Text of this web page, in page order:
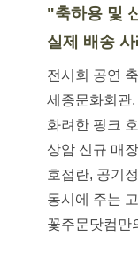
"축하용 및
실제 배송
전시회 공연
세종문화회관
화려한 핑크
상암 신규 매
호접란, 공기
동시에 주는
꽃주문닷컴만